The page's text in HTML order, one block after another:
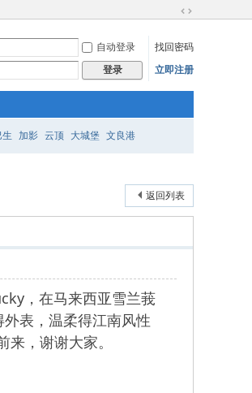
换
到
宽
自动登录
找回密码
登录 立即注册
生 加影 云顶 大城堡 文良港
返回列表
，在马来西亚雪兰莪
表，温柔得江南风性
，谢谢大家。